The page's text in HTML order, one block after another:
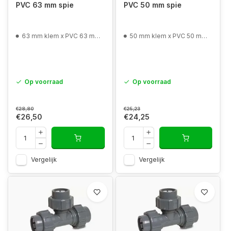
PVC 63 mm spie
63 mm klem x PVC 63 mm spie
Op voorraad
€28,80
€26,50
Vergelijk
PVC 50 mm spie
50 mm klem x PVC 50 mm spie
Op voorraad
€25,23
€24,25
Vergelijk